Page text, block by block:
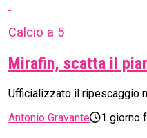
Calcio a 5
Mirafin, scatta il
Ufficializzato il ripescaggio
Antonio Gravante
1 giorno